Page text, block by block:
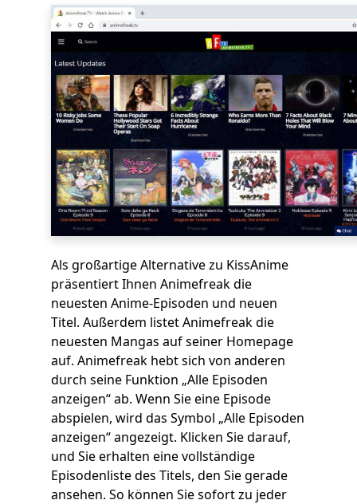
Als großartige Alternative zu KissAnime
präsentiert Ihnen Animefreak die
neuesten Anime-Episoden und neuen
Titel. Außerdem listet Animefreak die
neuesten Mangas auf seiner Homepage
auf. Animefreak hebt sich von anderen
durch seine Funktion „Alle Episoden
anzeigen“ ab. Wenn Sie eine Episode
abspielen, wird das Symbol „Alle Episoden
anzeigen“ angezeigt. Klicken Sie darauf,
und Sie erhalten eine vollständige
Episodenliste des Titels, den Sie gerade
ansehen. So können Sie sofort zu jeder